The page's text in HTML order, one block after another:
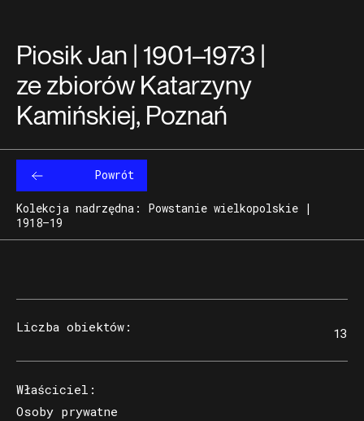
Piosik Jan | 1901–1973 |
ze zbiorów Katarzyny
Kamińskiej, Poznań
Powrót
Kolekcja nadrzędna: Powstanie wielkopolskie |
1918–19
Liczba obiektów : 13
Właściciel :
Osoby prywatne